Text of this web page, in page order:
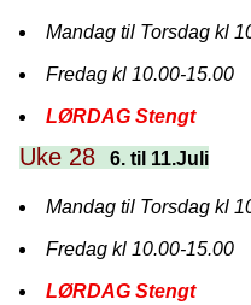
Mandag til Torsdag kl
Fredag kl 10.00-15.00
LØRDAG Stengt
Uke 28 6. til 11.Juli
Mandag til Torsdag kl
Fredag kl 10.00-15.00
LØRDAG Stengt